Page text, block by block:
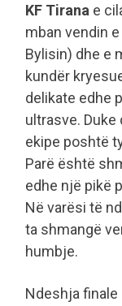
KF Tirana e
mban vendin
Bylisin) dhe e
kundër
delikate edhe
ultrasve.
ekipe poshtë
Parë është
edhe një pikë
Në varësi të
ta shmangë
humbje.
Ndeshja